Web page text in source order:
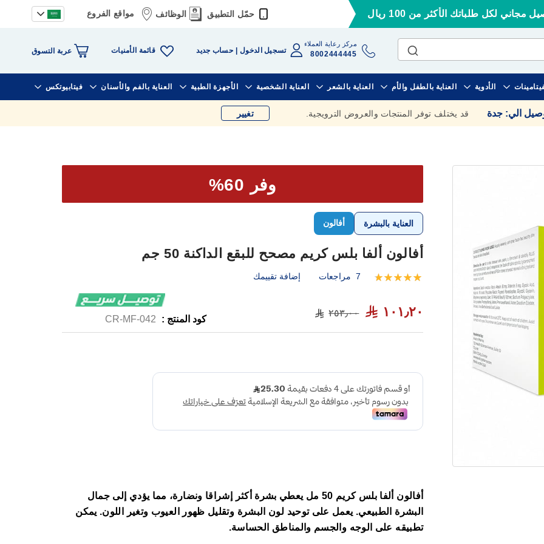
مجاني لكل طلباتك الأكثر من 100 ريال حمّل التطبيق الوظائف مواقع الفروع
مركز رعاية العملاء
8002444445 تسجيل الدخول حساب جديد قائمة الأمنيات عربة التسوق
الأدوية العناية بالطفل والأم العناية بالشعر العناية الشخصية الأجهزة الطبية العناية بالفم والأسنان فيتابيوتكس
الي: جدة قد يختلف توفر المنتجات والعروض الترويجية. تغيير
وفر 60%
العناية بالبشرة أفالون
أفالون ألفا بلس كريم مصحح للبقع الداكنة 50 جم
تقييم:
7 مراجعات إضافة تقييمك
١٠١٫٢٠ ٢٥٣٫٠٠
كود المنتج : CR-MF-042
أفالون ألفا بلس كريم 50 مل يعطي بشرة أكثر إشراقا ونضارة، مما يؤدي إلى جمال
البشرة الطبيعي. يعمل على توحيد لون البشرة وتقليل ظهور العيوب وتغير اللون. يمكن
تطبيقه على الوجه والجسم والمناطق الحساسة.